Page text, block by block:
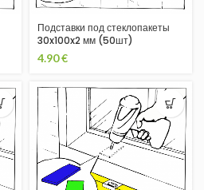
Подставки под стеклопакеты
30x100x2 мм (50шт)
4.90€